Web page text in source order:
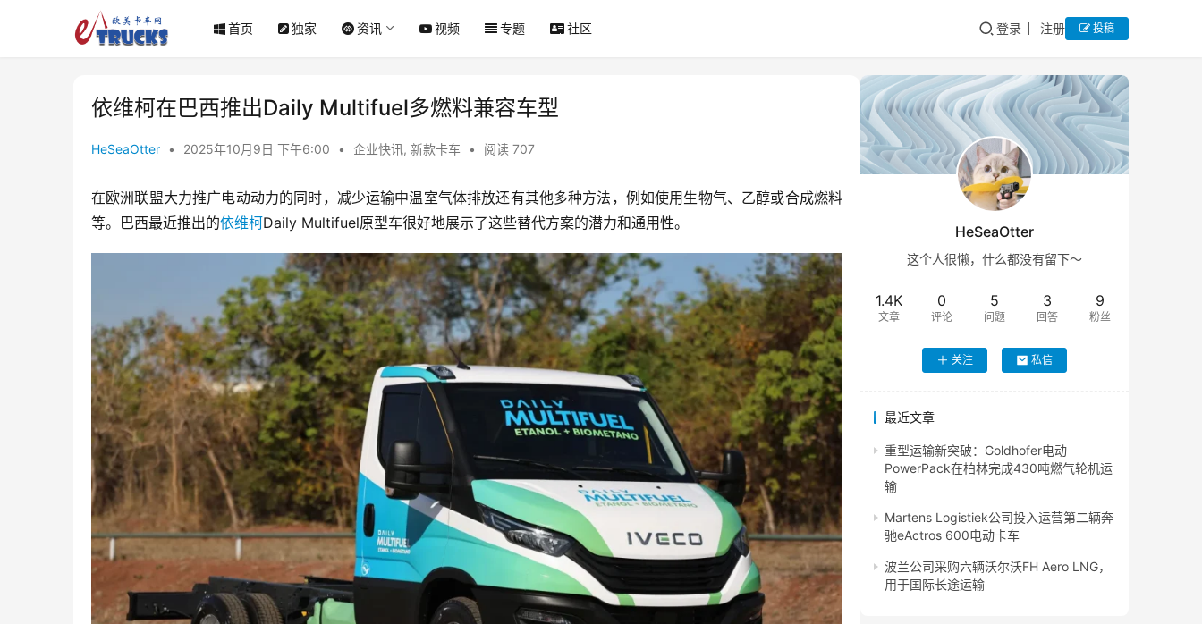
首页 独家 资讯 视频 专题 社区 登录 注册 投稿
依维柯在巴西推出Daily Multifuel多燃料兼容车型
HeSeaOtter • 2025年10月9日 下午6:00 • 企业快讯, 新款卡车 • 阅读 707
在欧洲联盟大力推广电动动力的同时，减少运输中温室气体排放还有其他多种方法，例如使用生物气、乙醇或合成燃料
等。巴西最近推出的依维柯Daily Multifuel原型车很好地展示了这些替代方案的潜力和通用性。 HeSeaOtter
这个人很懒，什么都没有留下～
1.4K
文章
0
评论
5
问题
3
回答
9
粉丝
关注 私信
最近文章
重型运输新突破：Goldhofer电动
PowerPack在柏林完成430吨燃气轮机运
输
Martens Logistiek公司投入运营第二辆奔
驰eActros 600电动卡车
波兰公司采购六辆沃尔沃FH Aero LNG，
用于国际长途运输